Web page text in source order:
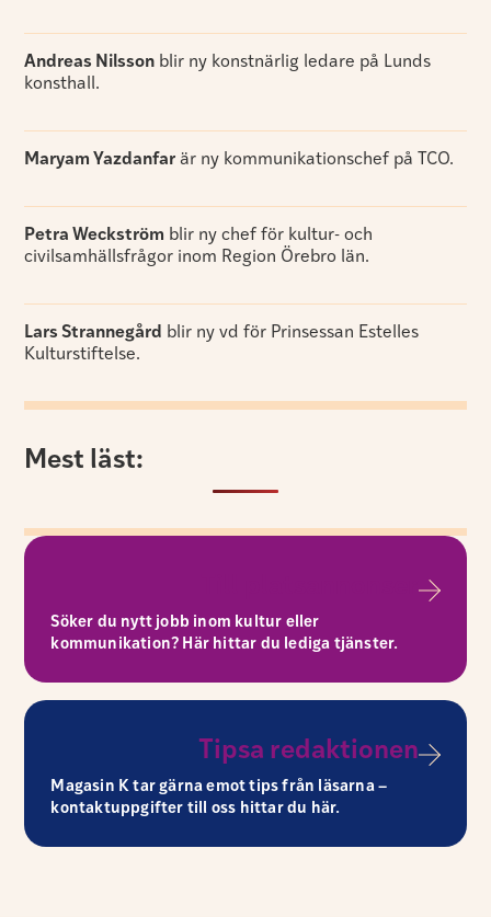
Andreas Nilsson blir ny konstnärlig ledare på Lunds
konsthall.
Maryam Yazdanfar är ny kommunikationschef på TCO.
Petra Weckström blir ny chef för kultur- och
civilsamhällsfrågor inom Region Örebro län.
Lars Strannegård blir ny vd för Prinsessan Estelles
Kulturstiftelse.
Mest läst:
Söker du nytt jobb inom kultur eller
kommunikation? Här hittar du lediga tjänster.
Tipsa redaktionen
Magasin K tar gärna emot tips från läsarna –
kontaktuppgifter till oss hittar du här.